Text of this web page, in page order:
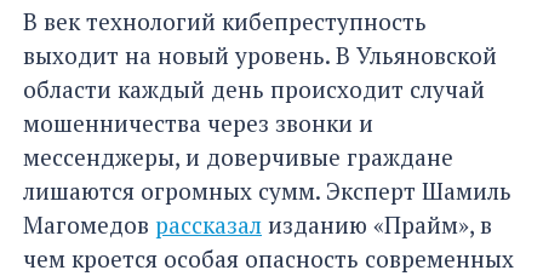
В век технологий кибепреступность
выходит на новый уровень. В Ульяновской
области каждый день происходит случай
мошенничества через звонки и
мессенджеры, и доверчивые граждане
лишаются огромных сумм. Эксперт Шамиль
Магомедов рассказал изданию «Прайм», в
чем кроется особая опасность современных